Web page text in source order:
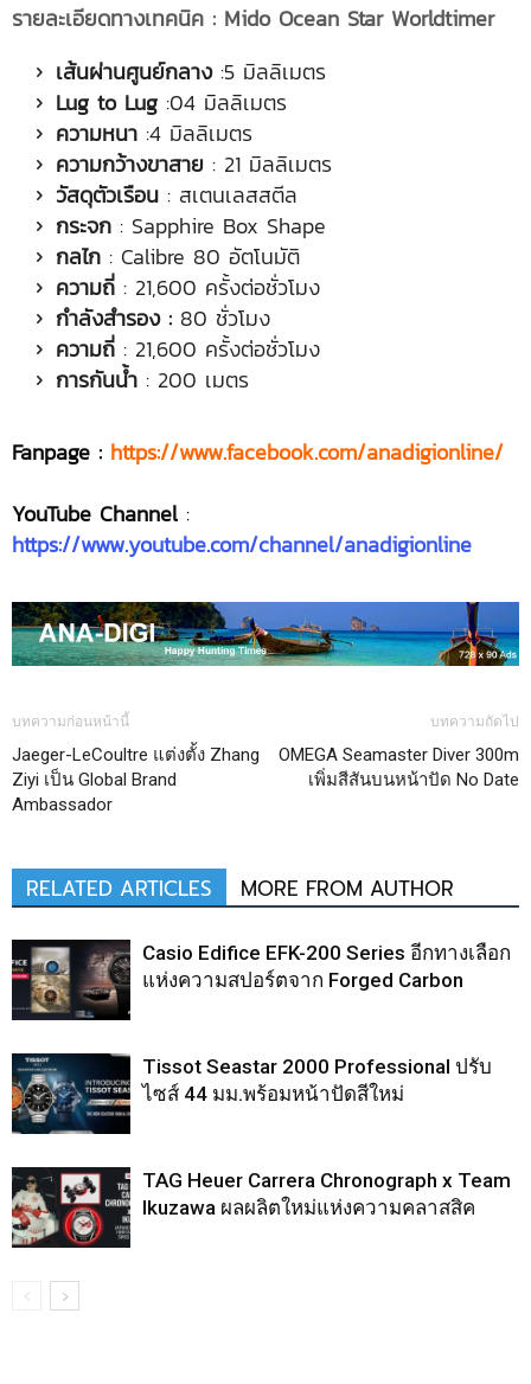
รายละเอียดทางเทคนิค : Mido Ocean Star Worldtimer
เส้นผ่านศูนย์กลาง:5 มิลลิเมตร
Lug to Lug :04 มิลลิเมตร
ความหนา :4 มิลลิเมตร
ความกว้างขาสาย : 21 มิลลิเมตร
วัสดุตัวเรือน : สเตนเลสสตีล
กระจก : Sapphire Box Shape
กลไก : Calibre 80 อัตโนมัติ
ความถี่ : 21,600 ครั้งต่อชั่วโมง
กำลังสำรอง : 80 ชั่วโมง
ความถี่ : 21,600 ครั้งต่อชั่วโมง
การกันน้ำ : 200 เมตร
Fanpage : https://www.facebook.com/anadigionline/
YouTube Channel :
https://www.youtube.com/channel/anadigionline
บทความก่อนหน้านี้
Jaeger-LeCoultre แต่งตั้ง Zhang
Ziyi เป็น Global Brand
Ambassador
บทความถัดไป
OMEGA Seamaster Diver 300m
เพิ่มสีสันบนหน้าปัด No Date
RELATED ARTICLES MORE FROM AUTHOR
Casio Edifice EFK-200 Series อีกทางเลือก
แห่งความสปอร์ตจาก Forged Carbon
Tissot Seastar 2000 Professional ปรับ
ไซส์ 44 มม.พร้อมหน้าปัดสีใหม่
TAG Heuer Carrera Chronograph x Team
Ikuzawa ผลผลิตใหม่แห่งความคลาสสิค